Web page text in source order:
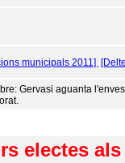
municipals 2011]
Gervasi aguanta
electes